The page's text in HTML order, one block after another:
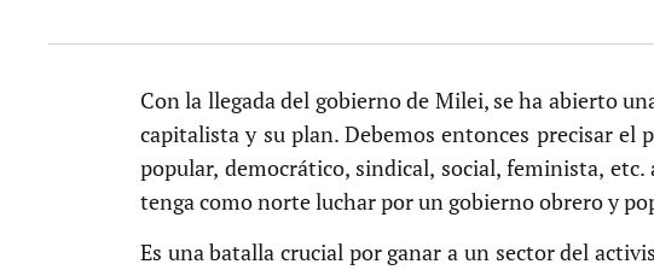
Con la llegada del gobierno de Milei, se ha abierto
capitalista y su plan. Debemos entonces precisar
popular, democrático, sindical, social, feminista,
tenga como norte luchar por un gobierno obrero y
Es una batalla crucial por ganar a un sector del